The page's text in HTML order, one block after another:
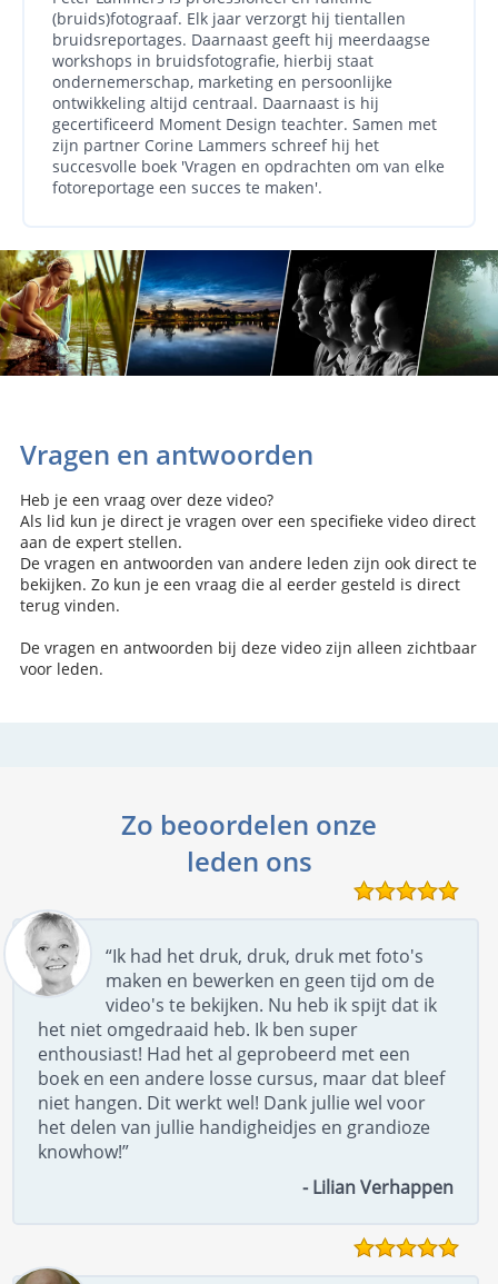
(bruids)fotograaf. Elk jaar verzorgt hij tientallen
bruidsreportages. Daarnaast geeft hij meerdaagse
workshops in bruidsfotografie, hierbij staat
ondernemerschap, marketing en persoonlijke
ontwikkeling altijd centraal. Daarnaast is hij
gecertificeerd Moment Design teachter. Samen met
zijn partner Corine Lammers schreef hij het
succesvolle boek 'Vragen en opdrachten om van elke
fotoreportage een succes te maken'.
Vragen en antwoorden
Heb je een vraag over deze video?
Als lid kun je direct je vragen over een specifieke video direct
aan de expert stellen.
De vragen en antwoorden van andere leden zijn ook direct te
bekijken. Zo kun je een vraag die al eerder gesteld is direct
terug vinden.
De vragen en antwoorden bij deze video zijn alleen zichtbaar
voor leden.
Zo beoordelen onze
leden ons
“Ik had het druk, druk, druk met foto's
maken en bewerken en geen tijd om de
video's te bekijken. Nu heb ik spijt dat ik
het niet omgedraaid heb. Ik ben super
enthousiast! Had het al geprobeerd met een
boek en een andere losse cursus, maar dat bleef
niet hangen. Dit werkt wel! Dank jullie wel voor
het delen van jullie handigheidjes en grandioze
knowhow!”
- Lilian Verhappen